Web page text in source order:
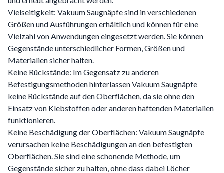
Vielseitigkeit: Vakuum Saugnäpfe sind in verschiedenen
Größen und Ausführungen erhältlich und können für eine
Vielzahl von Anwendungen eingesetzt werden. Sie können
Gegenstände unterschiedlicher Formen, Größen und
Materialien sicher halten.
Keine Rückstände: Im Gegensatz zu anderen
Befestigungsmethoden hinterlassen Vakuum Saugnäpfe
keine Rückstände auf den Oberflächen, da sie ohne den
Einsatz von Klebstoffen oder anderen haftenden Materialien
funktionieren.
Keine Beschädigung der Oberflächen: Vakuum Saugnäpfe
verursachen keine Beschädigungen an den befestigten
Oberflächen. Sie sind eine schonende Methode, um
Gegenstände sicher zu halten, ohne dass dabei Löcher